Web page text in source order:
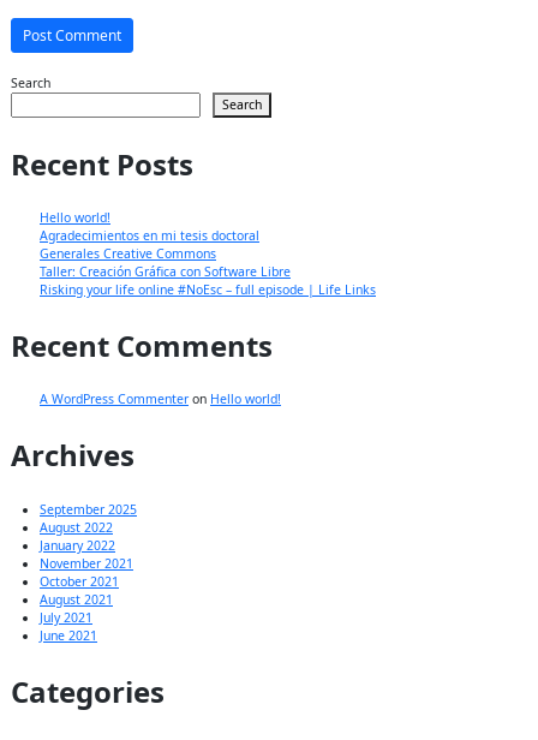
Search
Search
Recent Posts
Hello world!
Agradecimientos en mi tesis doctoral
Generales Creative Commons
Taller: Creación Gráfica con Software Libre
Risking your life online #NoEsc – full episode | Life Links
Recent Comments
A WordPress Commenteron Hello world!
Archives
September 2025
August 2022
January 2022
November 2021
October 2021
August 2021
July 2021
June 2021
Categories